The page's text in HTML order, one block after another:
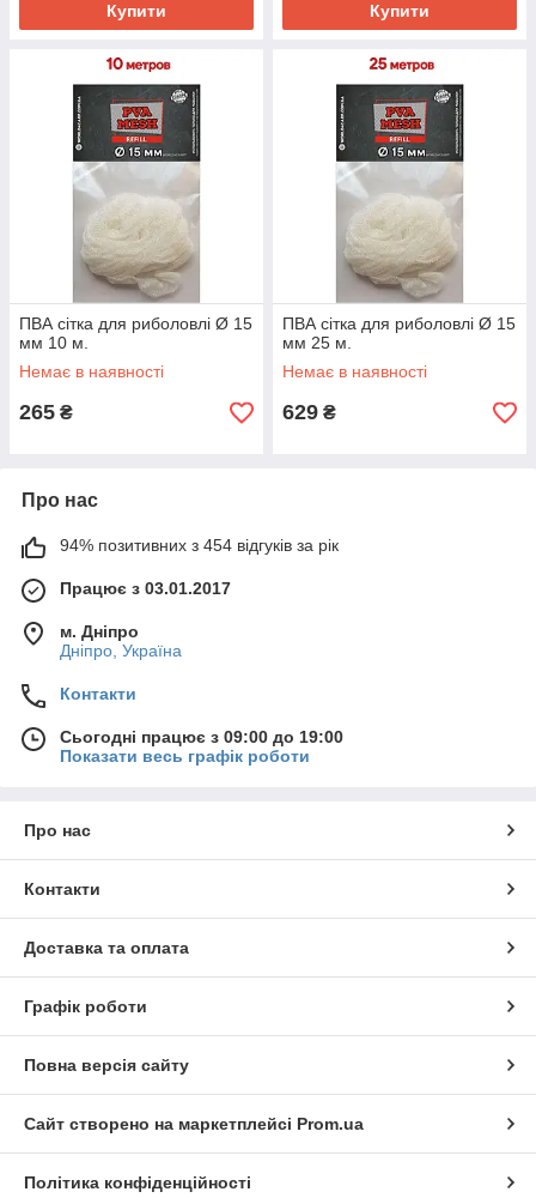
Купити Купити
ПВА сітка для риболовлі Ø 15
мм 10 м.
Немає в наявності
265 ₴
ПВА сітка для риболовлі Ø 15
мм 25 м.
Немає в наявності
629 ₴
Про нас
94% позитивних з 454 відгуків за рік
Працює з 03.01.2017
м. Дніпро
Дніпро, Україна
Контакти
Сьогодні працює з 09:00 до 19:00
Показати весь графік роботи
Про нас
Контакти
Доставка та оплата
Графік роботи
Повна версія сайту
Сайт створено на маркетплейсі Prom.ua
Політика конфіденційності